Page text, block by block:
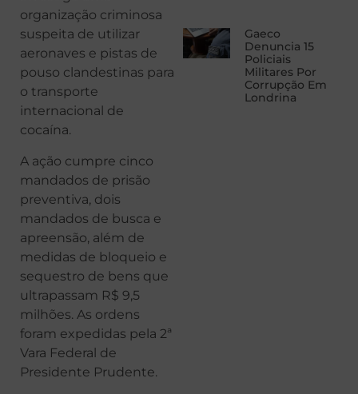
organização criminosa
suspeita de utilizar
aeronaves e pistas de
pouso clandestinas para
o transporte
internacional de
cocaína.
A ação cumpre cinco
mandados de prisão
preventiva, dois
mandados de busca e
apreensão, além de
medidas de bloqueio e
sequestro de bens que
ultrapassam R$ 9,5
milhões. As ordens
foram expedidas pela 2ª
Vara Federal de
Presidente Prudente.
Gaeco
Denuncia 15
Policiais
Militares Por
Corrupção Em
Londrina